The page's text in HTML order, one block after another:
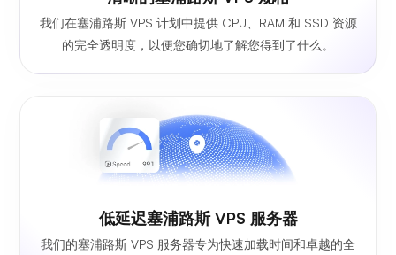
我们在塞浦路斯 VPS 计划中提供 CPU、RAM 和 SSD 资源
的完全透明度，以便您确切地了解您得到了什么。
低延迟塞浦路斯 VPS 服务器
我们的塞浦路斯 VPS 服务器专为快速加载时间和卓越的全